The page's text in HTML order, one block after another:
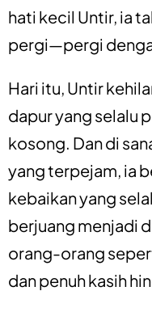
hati kecil Untir, ia
pergi—pergi
Hari itu, Untir
dapur yang selalu
kosong. Dan di
yang terpejam, ia
kebaikan yang
berjuang menjadi
orang-orang
dan penuh kasih